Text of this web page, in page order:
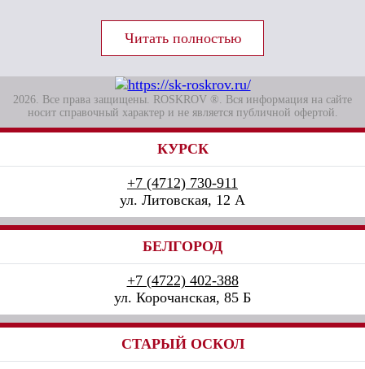
2026. Все права защищены. ROSKROV ®. Вся информация на сайте
носит справочный характер и не является публичной офертой.
КУРСК
+7 (4712) 730-911
ул. Литовская, 12 А
БЕЛГОРОД
+7 (4722) 402-388
ул. Корочанская, 85 Б
СТАРЫЙ ОСКОЛ